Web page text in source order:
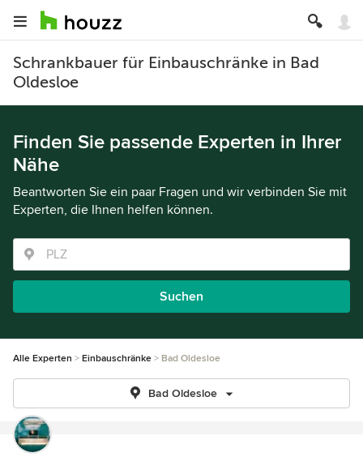
Schrankbauer für Einbauschränke in Bad
Oldesloe
Finden Sie passende Experten in Ihrer
Nähe
Beantworten Sie ein paar Fragen und wir verbinden Sie mit
Experten, die Ihnen helfen können.
Suchen
Alle Experten Einbauschränke Bad Oldesloe
Bad Oldesloe